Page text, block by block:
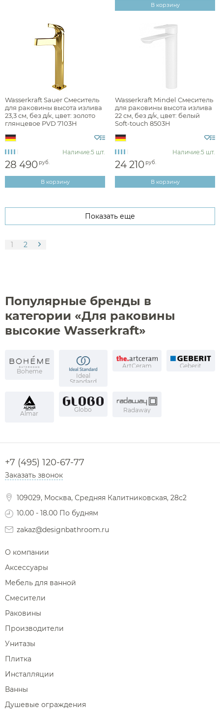
В корзину
Wasserkraft Sauer Смеситель
для раковины высота излива
23,3 см, без д/к, цвет: золото
глянцевое PVD 7103H
Наличие:5 шт.
28 490 руб.
В корзину
Wasserkraft Mindel Смеситель
для раковины высота излива
22 см, без д/к, цвет: белый
Soft-touch 8503H
Наличие:5 шт.
24 210 руб.
В корзину
Показать еще
1 2
Популярные бренды в
категории «Для раковины
высокие Wasserkraft»
Boheme
Ideal
Standard
ArtCeram Geberit
Almar
Globo Radaway
+7 (495) 120-67-77
Заказать звонок
109029, Москва, Средняя Калитниковская, 28с2
10.00 - 18.00 По будням
zakaz@designbathroom.ru
О компании
Аксессуары
Мебель для ванной
Смесители
Раковины
Производители
Унитазы
Плитка
Инсталляции
Ванны
Душевые ограждения